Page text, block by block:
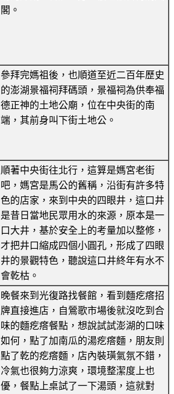
閣。
參拜完媽祖後，也順道至近二百年歷史
的澎湖景福祠拜碼頭，景福祠為供奉福
德正神的土地公廟，位在中央街的南
端，其前身叫下街土地公。
順著中央街往北行，這算是媽宮老街
吧，媽宮是馬公的舊稱，沿街有許多特
色的店家，來到中央的四眼井，這口井
是昔日當地民眾用水的來源，原本是一
口大井，基於安全上的考量加以整修，
才把井口縮成四個小圓孔，形成了四眼
井的景觀特色，聽說這口井終年有水不
會乾枯。
晚餐來到光復路找餐館，看到麵疙瘩招
牌直接進店，自鶯歌市場後就沒吃到合
味的麵疙瘩餐點，想說試試澎湖的口味
如何，點了加南瓜的湯疙瘩麵，朋友則
點了乾的疙瘩麵，店內裝璜氣氛不錯，
冷氣也很夠力涼爽，環境整潔度上也
優，餐點上桌試了一下湯頭，這就對